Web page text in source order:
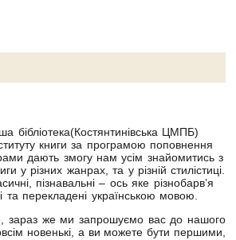
ЦМПБ)
книги за програмою поповнення
дають змогу нам усім знайомитись з
у різних жанрах, та у різній стилістиці.
пізнавальні – ось яке різнобарв’я
перекладені українською мовою.
же ми запрошуємо вас до нашого
новенькі, а ви можете бути першими,